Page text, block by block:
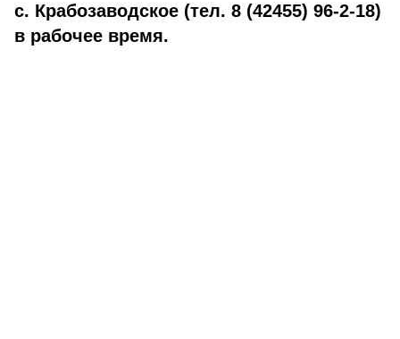
с. Крабозаводское (тел. 8 (42455) 96-2-18)
в рабочее время.